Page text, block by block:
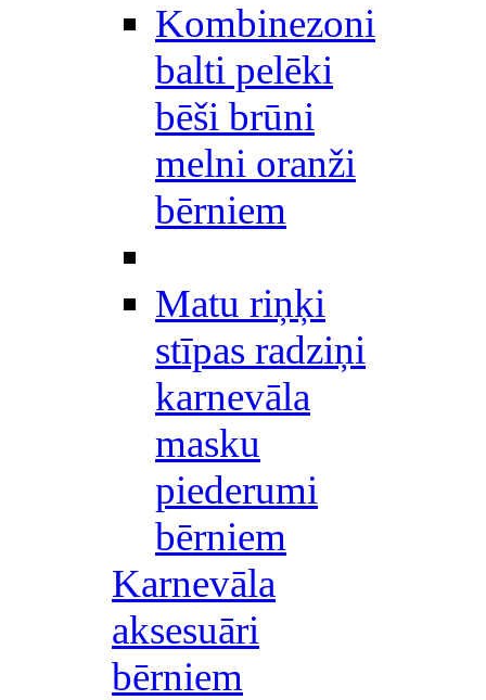
Kombinezoni
balti pelēki
bēši brūni
melni oranži
bērniem
Matu riņķi
stīpas radziņi
karnevāla
masku
piederumi
bērniem
Karnevāla
aksesuāri
bērniem